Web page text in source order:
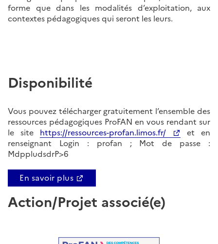
forme que dans les modalités d’exploitation, aux
contextes pédagogiques qui seront les leurs.
Disponibilité
Vous pouvez télécharger gratuitement l’ensemble des
ressources pédagogiques ProFAN en vous rendant sur
le site https://ressources-profan.limos.fr/
et en
renseignant Login : profan ; Mot de passe :
MdppludsdrP>6
En savoir plus
Action/Projet associé(e)